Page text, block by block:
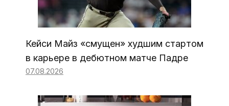
Кейси Майз «смущен» худшим стартом
в карьере в дебютном матче Падре
07.08.2026